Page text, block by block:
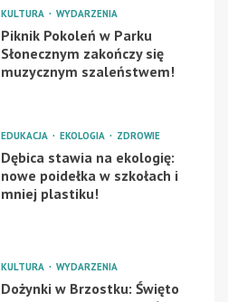
KULTURA WYDARZENIA
Piknik Pokoleń w Parku
Słonecznym zakończy się
muzycznym szaleństwem!
EDUKACJA EKOLOGIA ZDROWIE
Dębica stawia na ekologię:
nowe poidełka w szkołach i
mniej plastiku!
KULTURA WYDARZENIA
Dożynki w Brzostku: Święto